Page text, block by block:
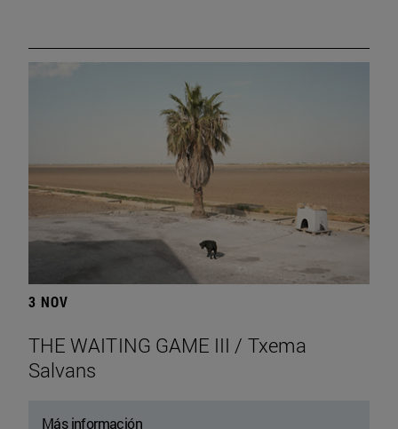
3 NOV
THE WAITING GAME III / Txema
Salvans
Más información